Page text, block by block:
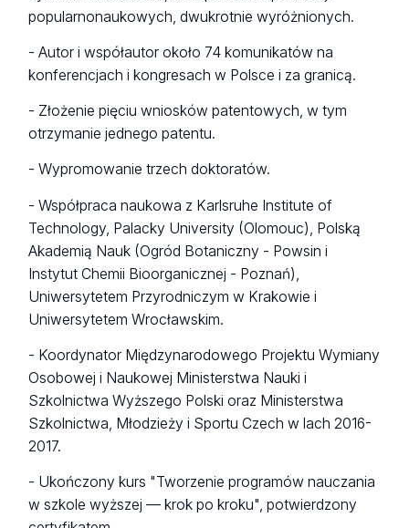
popularnonaukowych, dwukrotnie wyróżnionych.
- Autor i współautor około 74 komunikatów na
konferencjach i kongresach w Polsce i za granicą.
- Złożenie pięciu wniosków patentowych, w tym
otrzymanie jednego patentu.
- Wypromowanie trzech doktoratów.
- Współpraca naukowa z Karlsruhe Institute of
Technology, Palacky University (Olomouc), Polską
Akademią Nauk (Ogród Botaniczny - Powsin i
Instytut Chemii Bioorganicznej - Poznań),
Uniwersytetem Przyrodniczym w Krakowie i
Uniwersytetem Wrocławskim.
- Koordynator Międzynarodowego Projektu Wymiany
Osobowej i Naukowej Ministerstwa Nauki i
Szkolnictwa Wyższego Polski oraz Ministerstwa
Szkolnictwa, Młodzieży i Sportu Czech w lach 2016-
2017.
- Ukończony kurs "Tworzenie programów nauczania
w szkole wyższej — krok po kroku", potwierdzony